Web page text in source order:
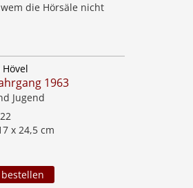
die Hörsäle nicht
1963
Jugend
x 24,5 cm